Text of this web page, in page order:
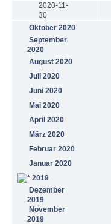
2020-11-
30
Oktober 2020
September
2020
August 2020
Juli 2020
Juni 2020
Mai 2020
April 2020
März 2020
Februar 2020
Januar 2020
2019
Dezember
2019
November
2019